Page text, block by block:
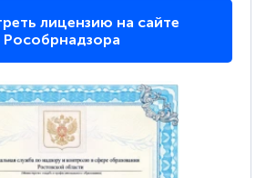
лицензию на сайте
Рособрнадзора